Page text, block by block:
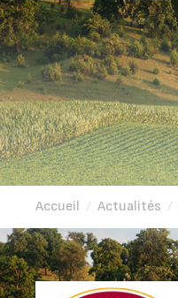
Accueil / Actualités /